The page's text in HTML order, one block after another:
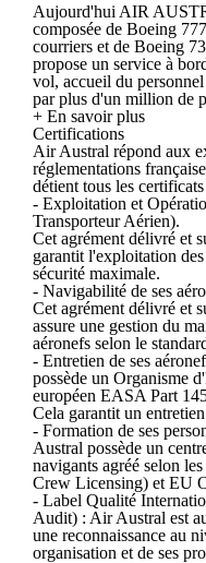
Aujourd'hui AIR
composée de Boeing
courriers et de Boeing
propose un service à
vol, accueil du
par plus d'un million de
+ En savoir plus
Certifications
Air Austral répond aux
réglementations
détient tous les
- Exploitation et
Transporteur Aérien).
Cet agrément délivré et
garantit l'exploitation
sécurité maximale.
- Navigabilité de ses
Cet agrément délivré et
assure une gestion du
aéronefs selon le
- Entretien de ses
possède un Organisme
européen EASA Part
Cela garantit un
- Formation de ses
Austral possède un
navigants agréé selon
Crew Licensing) et EU
- Label Qualité
Audit) : Air Austral est
une reconnaissance au
organisation et de ses